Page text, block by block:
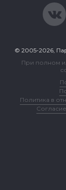
© 2005-2026,
При полном
Политика в